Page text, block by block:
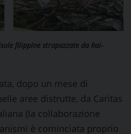
filippine strapazzate da Rai-
dopo un mese di
aree distrutte, da Caritas
(la collaborazione
è cominciata proprio